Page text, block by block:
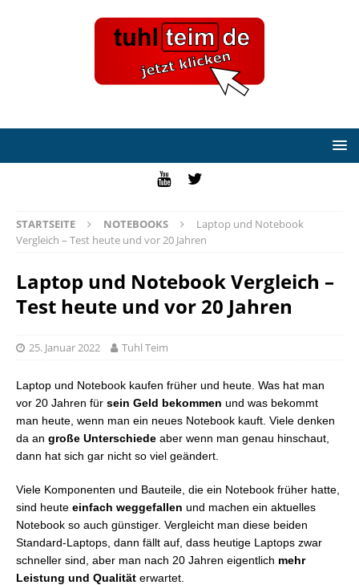
STARTSEITE NOTEBOOKS
Laptop und Notebook
Vergleich – Test heute und vor 20 Jahren
Laptop und Notebook Vergleich –
Test heute und vor 20 Jahren
25. Januar 2022 Tuhl Teim
Laptop und Notebook kaufen früher und heute. Was hat man
vor 20 Jahren für sein Geld bekommen und was bekommt
man heute, wenn man ein neues Notebook kauft. Viele denken
da an große Unterschiede aber wenn man genau hinschaut,
dann hat sich gar nicht so viel geändert.
Viele Komponenten und Bauteile, die ein Notebook früher hatte,
sind heute einfach weggefallen und machen ein aktuelles
Notebook so auch günstiger. Vergleicht man diese beiden
Standard-Laptops, dann fällt auf, dass heutige Laptops zwar
schneller sind, aber man nach 20 Jahren eigentlich mehr
Leistung und Qualität erwartet.